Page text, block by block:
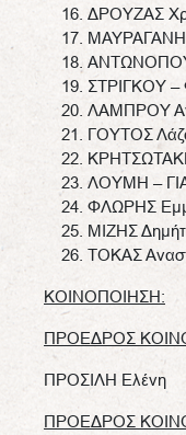
ΔΡΟΥΖΑΣ
ΣΤΡΙΓΚΟΥ –
ΛΑΜΠΡΟΥ
ΓΟΥΤΟΣ
ΛΟΥΜΗ –
ΦΛΩΡΗΣ
ΜΙΖΗΣ
ΤΟΚΑΣ
ΚΟΙΝΟΠΟΙΗΣΗ:
ΠΡΟΕΔΡΟΣ
ΠΡΟΣΙΛΗ Ελένη
ΠΡΟΕΔΡΟΣ